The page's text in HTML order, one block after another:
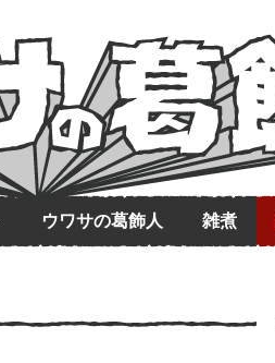
ウワサの葛飾人 雑煮